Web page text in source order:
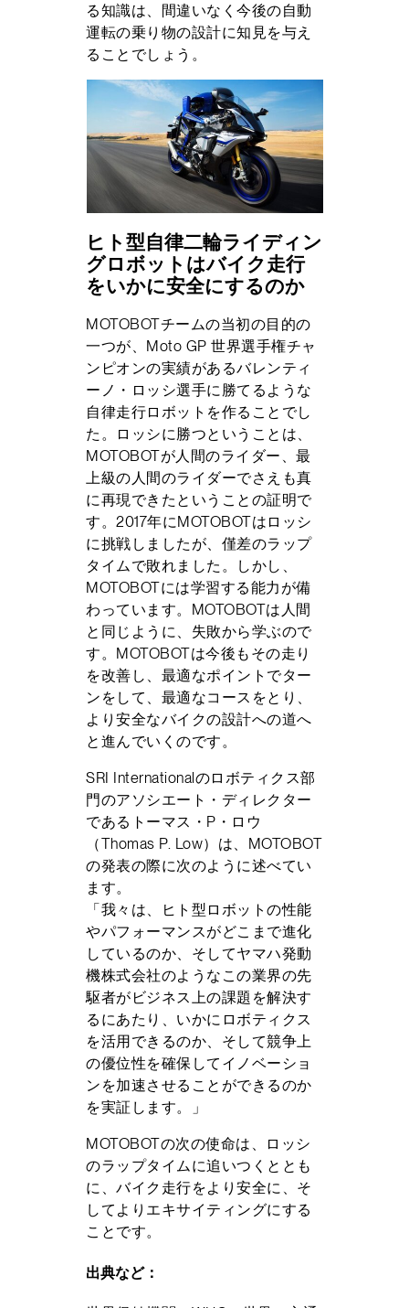
る知識は、間違いなく今後の自動
運転の乗り物の設計に知見を与え
ることでしょう。
ヒト型自律二輪ライディン
グロボットはバイク走行
をいかに安全にするのか
MOTOBOTチームの当初の目的の
一つが、Moto GP 世界選手権チャ
ンピオンの実績があるバレンティ
ーノ・ロッシ選手に勝てるような
自律走行ロボットを作ることでし
た。ロッシに勝つということは、
MOTOBOTが人間のライダー、最
上級の人間のライダーでさえも真
に再現できたということの証明で
す。2017年にMOTOBOTはロッシ
に挑戦しましたが、僅差のラップ
タイムで敗れました。しかし、
MOTOBOTには学習する能力が備
わっています。MOTOBOTは人間
と同じように、失敗から学ぶので
す。MOTOBOTは今後もその走り
を改善し、最適なポイントでター
ンをして、最適なコースをとり、
より安全なバイクの設計への道へ
と進んでいくのです。
SRI Internationalのロボティクス部
門のアソシエート・ディレクター
であるトーマス・P・ロウ
（Thomas P. Low）は、MOTOBOT
の発表の際に次のように述べてい
ます。
「我々は、ヒト型ロボットの性能
やパフォーマンスがどこまで進化
しているのか、そしてヤマハ発動
機株式会社のようなこの業界の先
駆者がビジネス上の課題を解決す
るにあたり、いかにロボティクス
を活用できるのか、そして競争上
の優位性を確保してイノベーショ
ンを加速させることができるのか
を実証します。」
MOTOBOTの次の使命は、ロッシ
のラップタイムに追いつくととも
に、バイク走行をより安全に、そ
してよりエキサイティングにする
ことです。
出典など：